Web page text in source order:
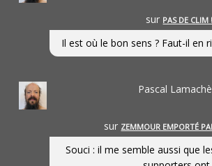
sur PAS DE CLIM !
Il est où le bon sens ? Faut-il en
Pascal
sur ZEMMOUR EMPORTÉ
Souci : il me semble aussi que